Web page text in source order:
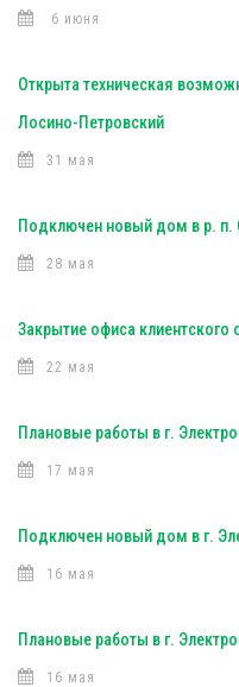
6 июня
Открыта техническая
Лосино-Петровский
31 мая
Подключен новый дом в р. п.
28 мая
Закрытие офиса клиентского
22 мая
Плановые работы в г.
17 мая
Подключен новый дом в г.
16 мая
Плановые работы в г.
16 мая